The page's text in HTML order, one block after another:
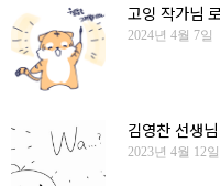
고잉 작가님
2024년 4월 7일
김영찬 선생
2023년 4월 12일